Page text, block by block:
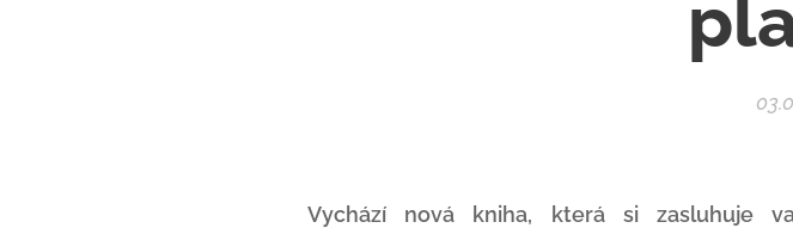
Vychází nová kniha, která si zasluhuje